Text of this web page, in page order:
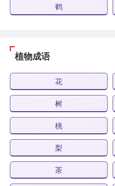
鹤
植物成语
花
树
桃
梨
茶